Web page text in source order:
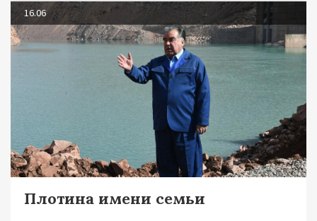
16.06
Плотина имени семьи